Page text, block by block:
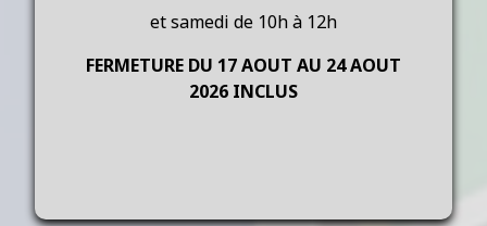
et samedi de 10h à 12h
FERMETURE DU 17 AOUT AU 24 AOUT
2026 INCLUS